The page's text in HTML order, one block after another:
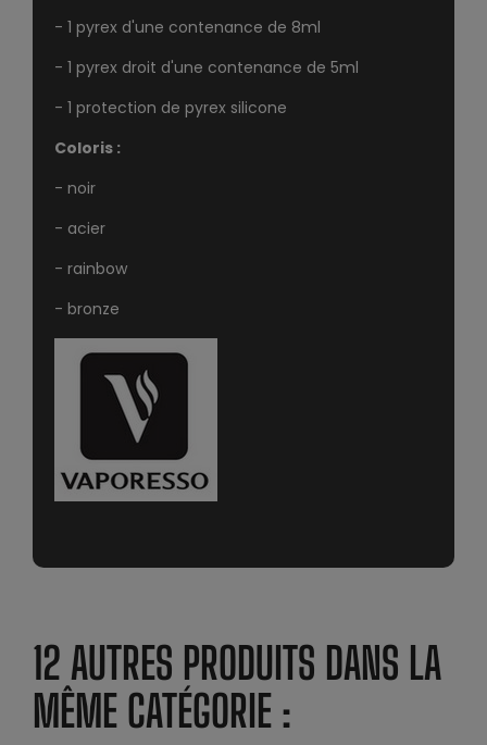
- 1 pyrex d'une contenance de 8ml
- 1 pyrex droit d'une contenance de 5ml
- 1 protection de pyrex silicone
Coloris :
- noir
- acier
- rainbow
- bronze
12 AUTRES PRODUITS DANS LA
MÊME CATÉGORIE :